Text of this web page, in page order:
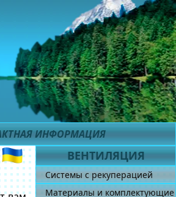
ИНФОРМАЦИЯ
ВЕНТИЛЯЦИЯ
Системы с рекуперацией
Материалы и комплектующие